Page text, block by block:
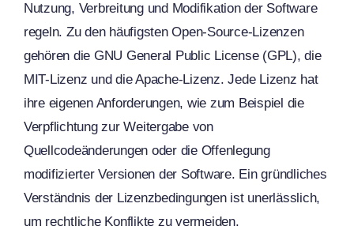
Nutzung, Verbreitung und Modifikation der Software
regeln. Zu den häufigsten Open-Source-Lizenzen
gehören die GNU General Public License (GPL), die
MIT-Lizenz und die Apache-Lizenz. Jede Lizenz hat
ihre eigenen Anforderungen, wie zum Beispiel die
Verpflichtung zur Weitergabe von
Quellcodeänderungen oder die Offenlegung
modifizierter Versionen der Software. Ein gründliches
Verständnis der Lizenzbedingungen ist unerlässlich,
um rechtliche Konflikte zu vermeiden.